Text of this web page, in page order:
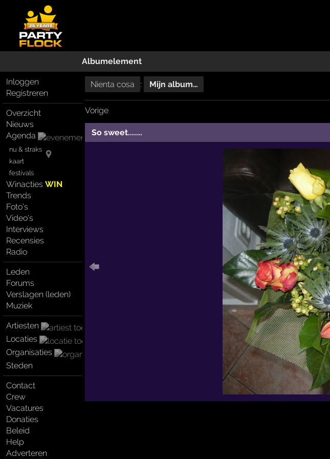
Albumelement
Inloggen
Registreren
Overzicht
Nieuws
Agenda
nu & straks
kaart
festivals
WinactiesWIN
Trends
Foto's
Video's
Interviews
Recensies
Radio
Leden
Forums
Verslagen (leden)
Muziek
Artiesten
Locaties
Organisaties
Steden
Contact
Crew
Vacatures
Donaties
Beleid
Help
Adverteren
Nienta cosa : Mijn album…
Vorige
So sweet.......